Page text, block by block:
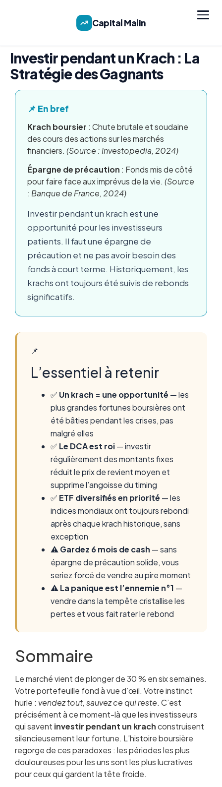
Capital Malin
Investir pendant un Krach : La
Stratégie des Gagnants
📌 En bref
Krach boursier : Chute brutale et soudaine
des cours des actions sur les marchés
financiers. (Source : Investopedia, 2024)
Épargne de précaution : Fonds mis de côté
pour faire face aux imprévus de la vie. (Source
: Banque de France, 2024)
Investir pendant un krach est une
opportunité pour les investisseurs
patients. Il faut une épargne de
précaution et ne pas avoir besoin des
fonds à court terme. Historiquement, les
krachs ont toujours été suivis de rebonds
significatifs.
📌
L’essentiel à retenir
✅ Un krach = une opportunité — les
plus grandes fortunes boursières ont
été bâties pendant les crises, pas
malgré elles
✅ Le DCA est roi— investir
régulièrement des montants fixes
réduit le prix de revient moyen et
supprime l’angoisse du timing
✅ ETF diversifiés en priorité — les
indices mondiaux ont toujours rebondi
après chaque krach historique, sans
exception
⚠️ Gardez 6 mois de cash — sans
épargne de précaution solide, vous
seriez forcé de vendre au pire moment
⚠️ La panique est l’ennemie n°1 —
vendre dans la tempête cristallise les
pertes et vous fait rater le rebond
Sommaire
Qu’est-ce qu’un krach boursier ?
Pourquoi les krachs créent-ils des
opportunités exceptionnelles ?
Historique des grands krachs et leurs rebonds
Les stratégies des grands investisseurs en
période de crise
Le DCA : l’arme anti-panique par excellence
Quels actifs acheter pendant un krach ?
Comment préparer son portefeuille avant la
Le marché vient de plonger de 30 % en six semaines.
Votre portefeuille fond à vue d’œil. Votre instinct
hurle : vendez tout, sauvez ce qui reste. C’est
précisément à ce moment-là que les investisseurs
qui savent investir pendant un krachconstruisent
silencieusement leur fortune. L’histoire boursière
regorge de ces paradoxes : les périodes les plus
douloureuses pour les uns sont les plus lucratives
pour ceux qui gardent la tête froide.